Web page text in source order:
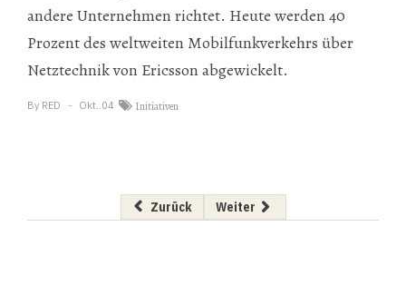
andere Unternehmen richtet. Heute werden 40
Prozent des weltweiten Mobilfunkverkehrs über
Netztechnik von Ericsson abgewickelt.
By RED Okt..04 Initiativen
Vorheriger Beitrag: „Uns entgeht nichts“
Zurück Nächster Beitrag: OKI baut um
Weiter